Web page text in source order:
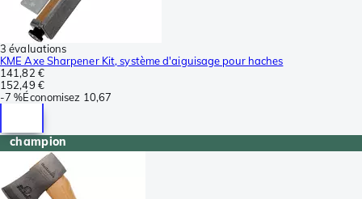
3 évaluations
KME Axe Sharpener Kit, système d'aiguisage pour haches
141,82 €
152,49 €
-7 %Économisez 10,67
champion